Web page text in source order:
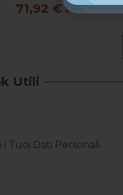
71,92 € 89,90 €
Utili
i Tuoi Dati Personali